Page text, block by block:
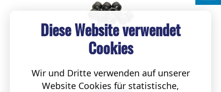
Diese Website verwendet
Cookies
Wir und Dritte verwenden auf unserer
Website Cookies für statistische,